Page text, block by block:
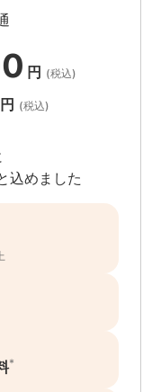
円 (税込)
円 (税込)
込めました
*